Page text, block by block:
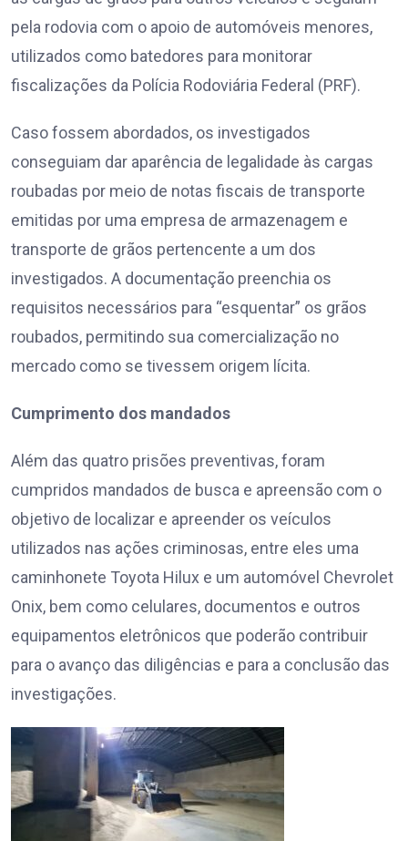
pela rodovia com o apoio de automóveis menores,
utilizados como batedores para monitorar
fiscalizações da Polícia Rodoviária Federal (PRF).
Caso fossem abordados, os investigados
conseguiam dar aparência de legalidade às cargas
roubadas por meio de notas fiscais de transporte
emitidas por uma empresa de armazenagem e
transporte de grãos pertencente a um dos
investigados. A documentação preenchia os
requisitos necessários para “esquentar” os grãos
roubados, permitindo sua comercialização no
mercado como se tivessem origem lícita.
Cumprimento dos mandados
Além das quatro prisões preventivas, foram
cumpridos mandados de busca e apreensão com o
objetivo de localizar e apreender os veículos
utilizados nas ações criminosas, entre eles uma
caminhonete Toyota Hilux e um automóvel Chevrolet
Onix, bem como celulares, documentos e outros
equipamentos eletrônicos que poderão contribuir
para o avanço das diligências e para a conclusão das
investigações.